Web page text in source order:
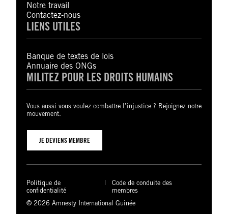
Notre travail
Contactez-nous
LIENS UTILES
Banque de textes de lois
Annuaire des ONGs
MILITEZ POUR LES DROITS HUMAINS
Vous aussi vous voulez combattre l’injustice ? Rejoignez notre
mouvement.
JE DEVIENS MEMBRE
Politique de
confidentialité
Code de conduite des
membres
© 2026 Amnesty International Guinée